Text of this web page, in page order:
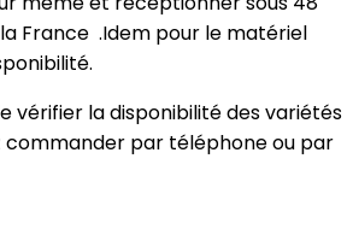
France .Idem pour le matériel
vérifier la disponibilité des variétés
commander par téléphone ou par